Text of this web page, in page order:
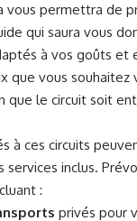
vous permettra de
qui saura vous
à vos goûts et
que vous souhaitez
que le circuit soit
à ces circuits
inclus.
:
privés pour